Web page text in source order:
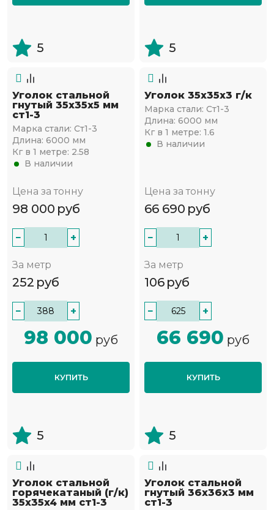
5 5
Уголок стальной
гнутый 35х35x5 мм
ст1-3
Марка стали: Ст1-3
Длина: 6000 мм
Кг в 1 метре: 2.58
В наличии
Цена за тонну
98 000 руб
− +
За метр
252 руб
− +
98 000 руб
КУПИТЬ
5
Уголок 35х35х3 г/к
Марка стали: Ст1-3
Длина: 6000 мм
Кг в 1 метре: 1.6
В наличии
Цена за тонну
66 690 руб
− +
За метр
106 руб
− +
66 690 руб
КУПИТЬ
5
Уголок стальной
горячекатаный (г/к)
35х35x4 мм ст1-3
Уголок стальной
гнутый 36х36x3 мм
ст1-3